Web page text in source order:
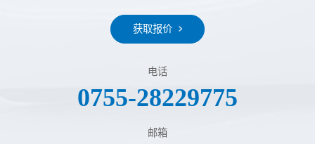
获取报价
电话
0755-28229775
邮箱